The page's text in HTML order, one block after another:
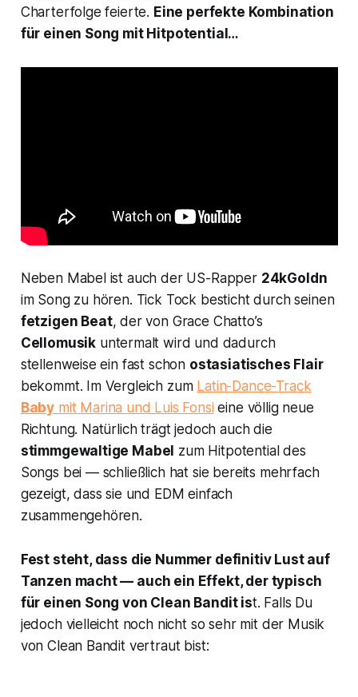
Charterfolge feierte. Eine perfekte Kombination
für einen Song mit Hitpotential…
Neben Mabel ist auch der US-Rapper 24kGoldn
im Song zu hören. Tick Tock besticht durch seinen
fetzigen Beat, der von Grace Chatto’s
Cellomusik untermalt wird und dadurch
stellenweise ein fast schon ostasiatisches Flair
bekommt. Im Vergleich zum Latin-Dance-Track
Baby mit Marina und Luis Fonsi eine völlig neue
Richtung. Natürlich trägt jedoch auch die
stimmgewaltige Mabel zum Hitpotential des
Songs bei — schließlich hat sie bereits mehrfach
gezeigt, dass sie und EDM einfach
zusammengehören.
Fest steht, dass die Nummer definitiv Lust auf
Tanzen macht — auch ein Effekt, der typisch
für einen Song von Clean Bandit ist. Falls Du
jedoch vielleicht noch nicht so sehr mit der Musik
von Clean Bandit vertraut bist: